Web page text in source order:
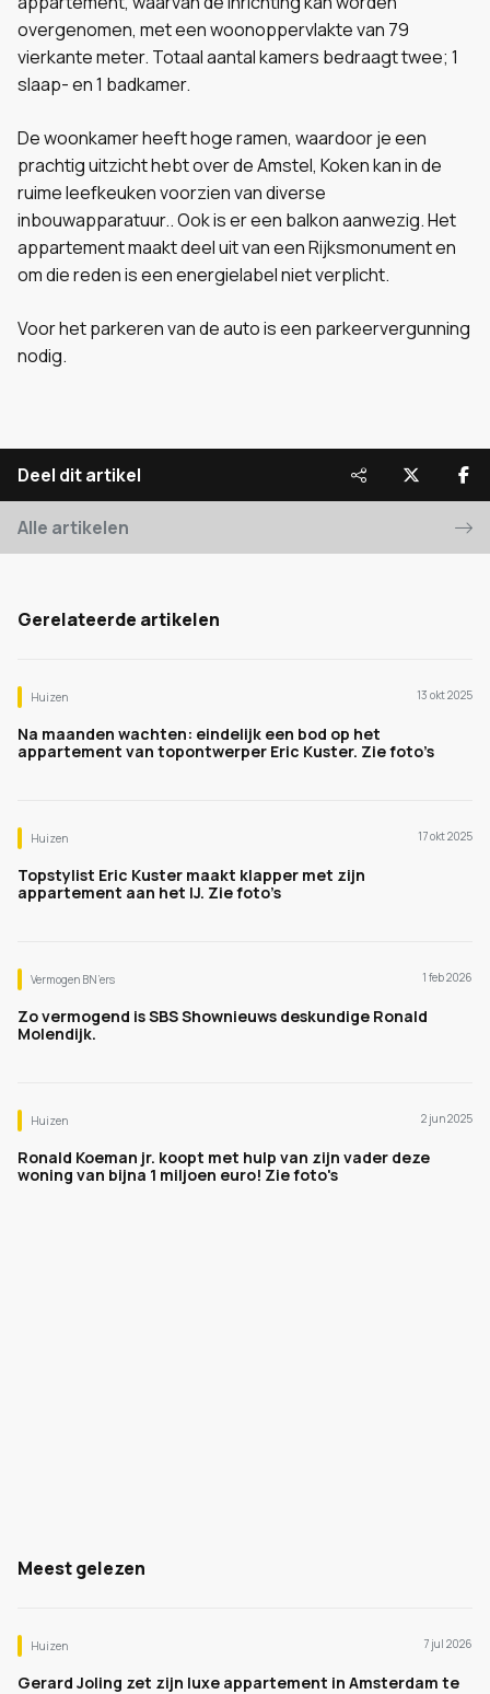
overgenomen, met een woonoppervlakte van 79
vierkante meter. Totaal aantal kamers bedraagt twee; 1
slaap- en 1 badkamer.
De woonkamer heeft hoge ramen, waardoor je een
prachtig uitzicht hebt over de Amstel, Koken kan in de
ruime leefkeuken voorzien van diverse
inbouwapparatuur.. Ook is er een balkon aanwezig. Het
appartement maakt deel uit van een Rijksmonument en
om die reden is een energielabel niet verplicht.
Voor het parkeren van de auto is een parkeervergunning
nodig.
Deel dit artikel
Alle artikelen
Gerelateerde artikelen
Huizen 13 okt 2025
Na maanden wachten: eindelijk een bod op het
appartement van topontwerper Eric Kuster. Zie foto’s
Huizen 17 okt 2025
Topstylist Eric Kuster maakt klapper met zijn
appartement aan het IJ. Zie foto’s
Vermogen BN’ers 1 feb 2026
Zo vermogend is SBS Shownieuws deskundige Ronald
Molendijk.
Huizen 2 jun 2025
Ronald Koeman jr. koopt met hulp van zijn vader deze
woning van bijna 1 miljoen euro! Zie foto's
Meest gelezen
Huizen 7 jul 2026
Gerard Joling zet zijn luxe appartement in Amsterdam te